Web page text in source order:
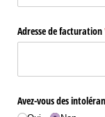
Adresse de facturation
Avez-vous des